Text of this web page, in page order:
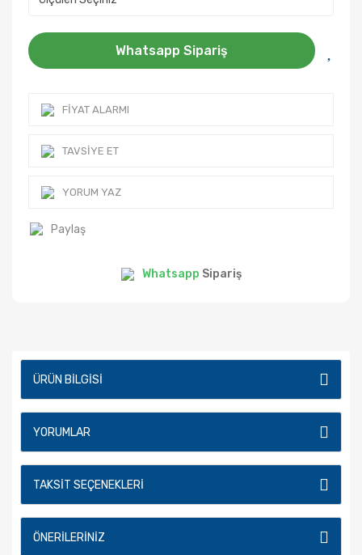
Whatsapp Sipariş
FIYAT ALARMI
TAVSIYE ET
YORUM YAZ
Paylaş
Whatsapp Sipariş
ÜRÜN BILGISI
YORUMLAR
TAKSIT SEÇENEKLERI
ÖNERILERINIZ